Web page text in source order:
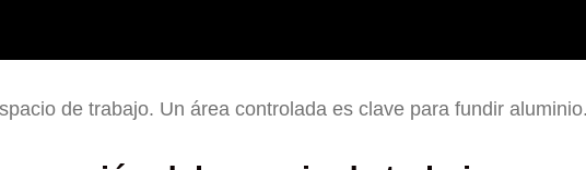
de trabajo. Un área controlada es clave para fundir